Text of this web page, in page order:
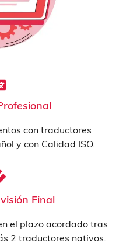
con traductores
y con Calidad ISO.
Final
el plazo acordado tras
2 traductores nativos.